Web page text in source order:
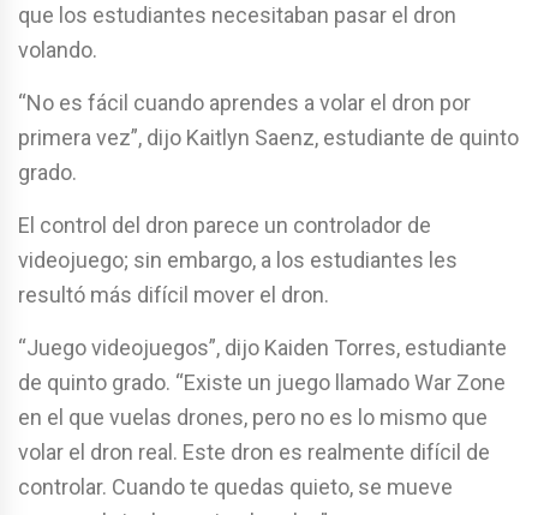
que los estudiantes necesitaban pasar el dron
volando.
“No es fácil cuando aprendes a volar el dron por
primera vez”, dijo Kaitlyn Saenz, estudiante de quinto
grado.
El control del dron parece un controlador de
videojuego; sin embargo, a los estudiantes les
resultó más difícil mover el dron.
“Juego videojuegos”, dijo Kaiden Torres, estudiante
de quinto grado. “Existe un juego llamado War Zone
en el que vuelas drones, pero no es lo mismo que
volar el dron real. Este dron es realmente difícil de
controlar. Cuando te quedas quieto, se mueve